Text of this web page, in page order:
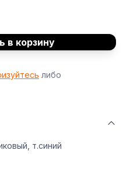
в корзину
либо
т.синий